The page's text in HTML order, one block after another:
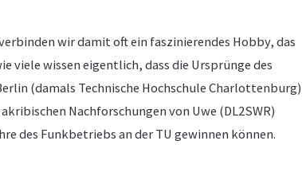
wir damit oft ein faszinierendes Hobby, das
viele wissen eigentlich, dass die Ursprünge des
(damals Technische Hochschule Charlottenburg)
Nachforschungen von Uwe (DL2SWR)
des Funkbetriebs an der TU gewinnen können.